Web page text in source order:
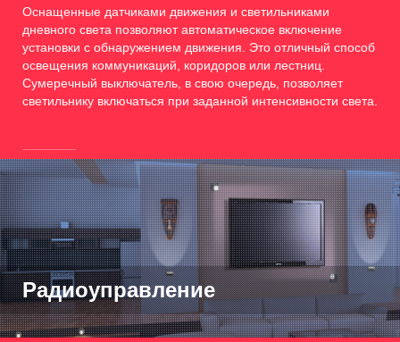
Оснащенные датчиками движения и светильниками
дневного света позволяют автоматическое включение
установки с обнаружением движения. Это отличный способ
освещения коммуникаций, коридоров или лестниц.
Сумеречный выключатель, в свою очередь, позволяет
светильнику включаться при заданной интенсивности света.
Радиоуправление